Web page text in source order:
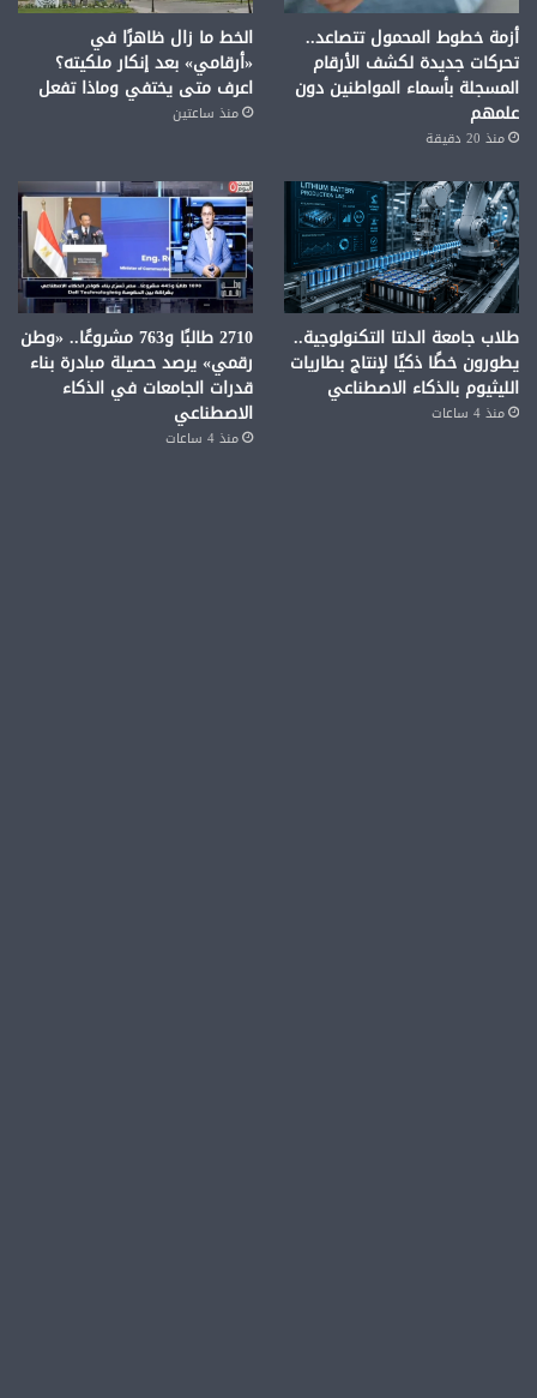
أزمة خطوط المحمول تتصاعد..
تحركات جديدة لكشف الأرقام
المسجلة بأسماء المواطنين دون
علمهم
منذ 20 دقيقة
الخط ما زال ظاهرًا في
«أرقامي» بعد إنكار ملكيته؟
اعرف متى يختفي وماذا تفعل
منذ ساعتين
طلاب جامعة الدلتا التكنولوجية..
يطورون خطًا ذكيًا لإنتاج بطاريات
الليثيوم بالذكاء الاصطناعي
منذ 4 ساعات
2710 طالبًا و763 مشروعًا.. «وطن
رقمي» يرصد حصيلة مبادرة بناء
قدرات الجامعات في الذكاء
الاصطناعي
منذ 4 ساعات